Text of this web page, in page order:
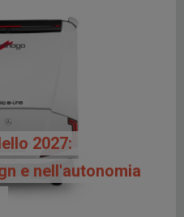
2027:
e nell'autonomia